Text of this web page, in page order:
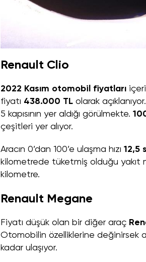
Renault Clio
2022 Kasım otomobil fiyatları
fiyatı 438.000 TL olarak açıklanıyor.
5 kapısının yer aldığı görülmekte.
çeşitleri yer alıyor.
Aracın 0’dan 100’e ulaşma hızı 12,5
kilometrede tüketmiş olduğu yakıt
kilometre.
Renault Megane
Fiyatı düşük olan bir diğer araç
Otomobilin özelliklerine değinirsek
kadar ulaşıyor.